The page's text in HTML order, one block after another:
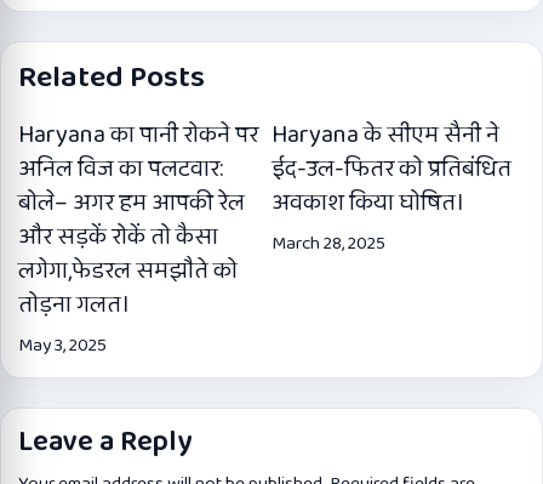
Related Posts
Haryana का पानी रोकने पर
अनिल विज का पलटवार:
बोले– अगर हम आपकी रेल
और सड़कें रोकें तो कैसा
लगेगा,फेडरल समझौते को
तोड़ना गलत।
May 3, 2025
Haryana के सीएम सैनी ने
ईद-उल-फितर को प्रतिबंधित
अवकाश किया घोषित।
March 28, 2025
Leave a Reply